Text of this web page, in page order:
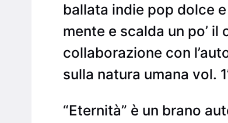
ballata indie pop dolce
mente e scalda un po’
collaborazione con
sulla natura umana vol.
“Eternità” è un brano